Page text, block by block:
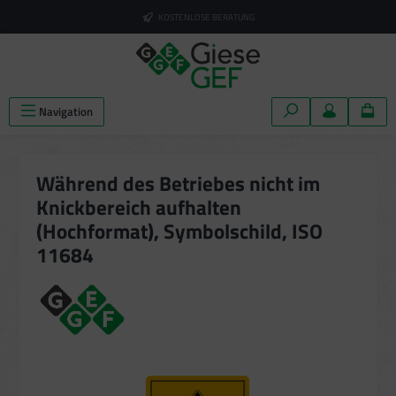
KOSTENLOSE BERATUNG
Navigation
Während des Betriebes nicht im
Knickbereich aufhalten
(Hochformat), Symbolschild, ISO
11684
Bildergalerie überspringen